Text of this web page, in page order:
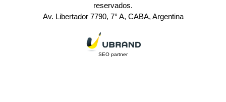
reservados.
Av. Libertador 7790, 7° A, CABA, Argentina
SEO partner